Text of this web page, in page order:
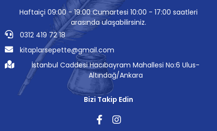
Haftaiçi 09:00 - 19:00 Cumartesi 10:00 - 17:00 saatleri
arasında ulaşabilirsiniz.
0312 419 72 18
kitaplarsepette@gmail.com
İstanbul Caddesi Hacıbayram Mahallesi No:6 Ulus-
Altındağ/Ankara
Bizi Takip Edin